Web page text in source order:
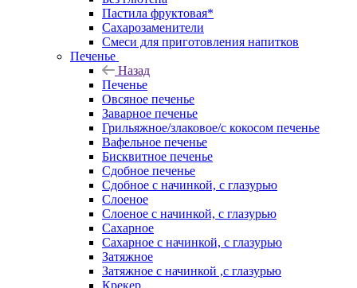
Пастила фруктовая*
Сахарозаменители
Смеси для приготовления напитков
Печенье
Назад
Печенье
Овсяное печенье
Заварное печенье
Грильяжное/злаковое/с кокосом печенье
Вафельное печенье
Бисквитное печенье
Сдобное печенье
Сдобное с начинкой, с глазурью
Слоеное
Слоеное с начинкой, с глазурью
Сахарное
Сахарное с начинкой, с глазурью
Затяжное
Затяжное с начинкой ,с глазурью
Крекер